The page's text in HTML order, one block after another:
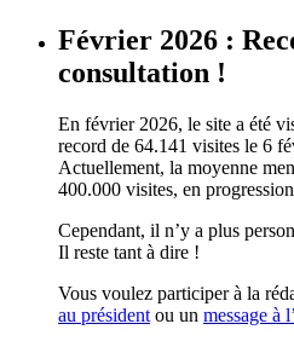
Février 2026 :
consultation !
En février 2026, le site a été
record de 64.141 visites le 6
Actuellement, la moyenne
400.000 visites, en
Cependant, il n’y a plus
Il reste tant à dire !
Vous voulez participer à la
au président ou un message à